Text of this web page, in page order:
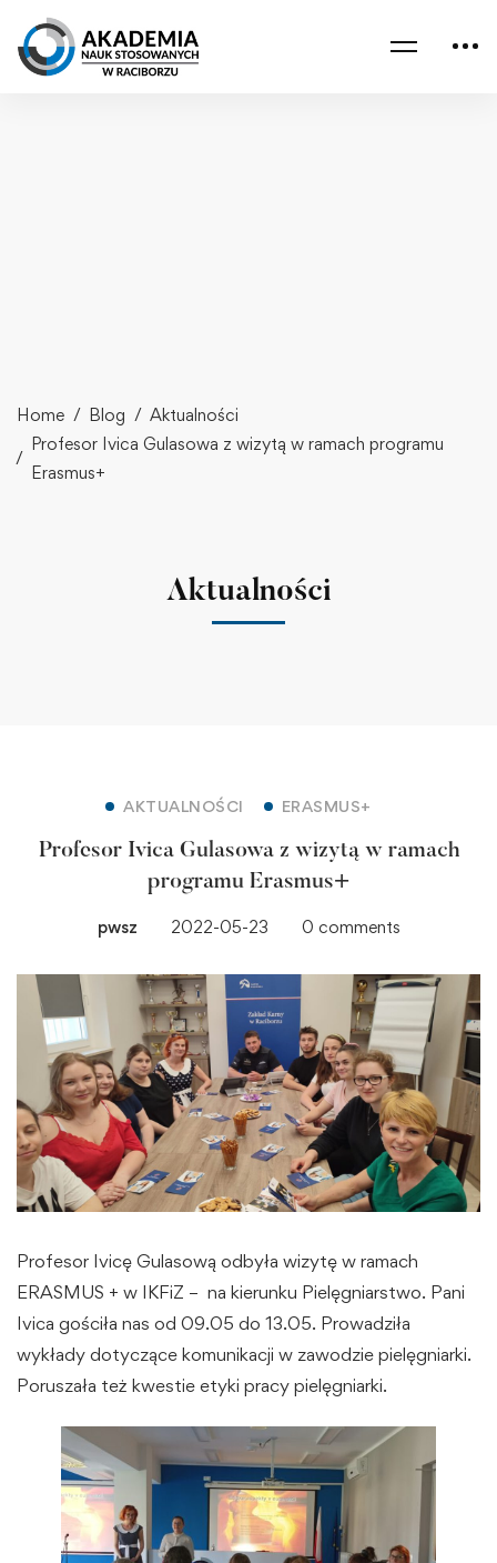
Home Blog
Aktualności
Profesor Ivica Gulasowa z wizytą w ramach programu
Erasmus+
Aktualności
AKTUALNOŚCI ERASMUS+
Profesor Ivica Gulasowa z wizytą w ramach
programu Erasmus+
pwsz 2022-05-23 0 comments
Profesor Ivicę Gulasową odbyła wizytę w ramach
ERASMUS + w IKFiZ – na kierunku Pielęgniarstwo. Pani
Ivica gościła nas od 09.05 do 13.05. Prowadziła
wykłady dotyczące komunikacji w zawodzie pielęgniarki.
Poruszała też kwestie etyki pracy pielęgniarki.